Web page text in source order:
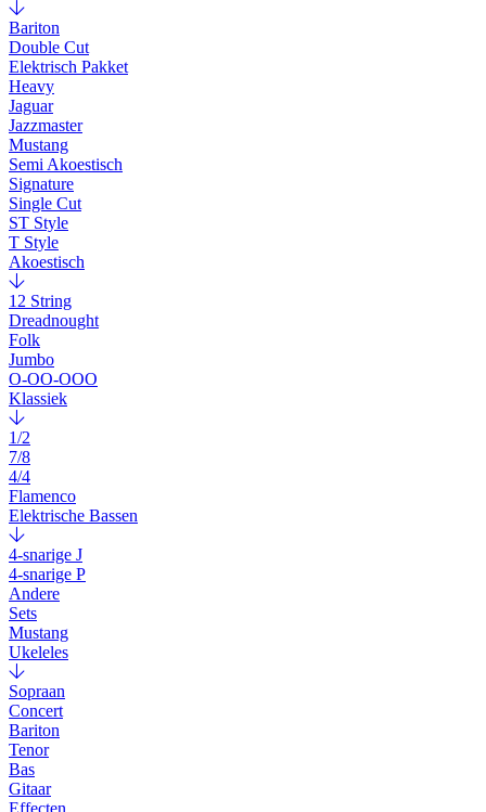
Bariton
Double Cut
Elektrisch Pakket
Heavy
Jaguar
Jazzmaster
Mustang
Semi Akoestisch
Signature
Single Cut
ST Style
T Style
Akoestisch
12 String
Dreadnought
Folk
Jumbo
O-OO-OOO
Klassiek
1/2
7/8
4/4
Flamenco
Elektrische Bassen
4-snarige J
4-snarige P
Andere
Sets
Mustang
Ukeleles
Sopraan
Concert
Bariton
Tenor
Bas
Gitaar